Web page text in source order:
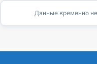
Данные временно